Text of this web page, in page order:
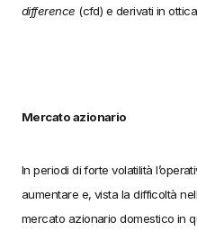
difference (cfd) e derivati in
Mercato azionario
In periodi di forte volatilità
aumentare e, vista la difficoltà
mercato azionario domestico in